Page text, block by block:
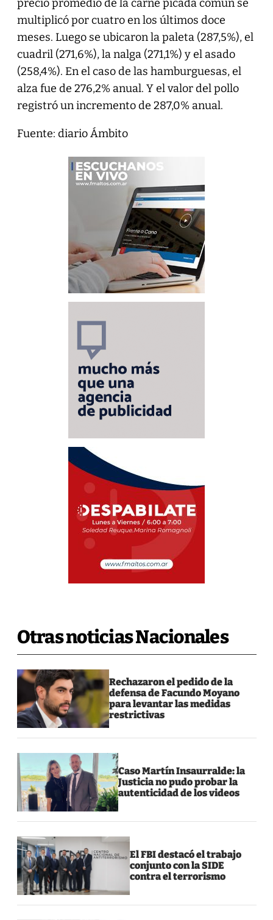
precio promedio de la carne picada común se
multiplicó por cuatro en los últimos doce
meses. Luego se ubicaron la paleta (287,5%), el
cuadril (271,6%), la nalga (271,1%) y el asado
(258,4%). En el caso de las hamburguesas, el
alza fue de 276,2% anual. Y el valor del pollo
registró un incremento de 287,0% anual.
Fuente: diario Ámbito
Otras noticias Nacionales
Rechazaron el pedido de la
defensa de Facundo Moyano
para levantar las medidas
restrictivas
Caso Martín Insaurralde: la
Justicia no pudo probar la
autenticidad de los videos
El FBI destacó el trabajo
conjunto con la SIDE
contra el terrorismo